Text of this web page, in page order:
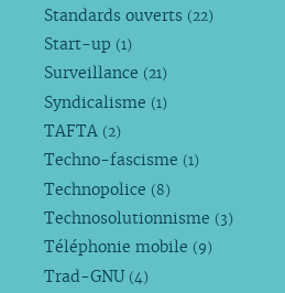
Standards ouverts (22)
Start-up (1)
Surveillance (21)
Syndicalisme (1)
TAFTA (2)
Techno-fascisme (1)
Technopolice (8)
Technosolutionnisme (3)
Téléphonie mobile (9)
Trad-GNU (4)